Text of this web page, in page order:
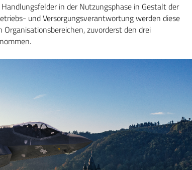
in der Nutzungsphase in Gestalt der
und Versorgungsverantwortung werden diese
zuvorderst den drei